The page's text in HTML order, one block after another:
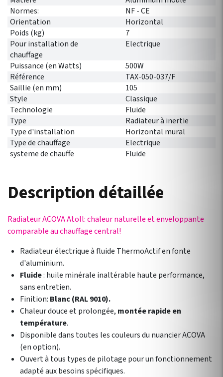
Normes:
NF - CE
Orientation
Horizontal
Poids (kg)
7
Pour installation de
chauffage
Electrique
Puissance (en Watts)
500W
Référence
TAX-050-037/F
Saillie (en mm)
105
Style
Classique
Technologie
Fluide
Type
Radiateur à inertie
Type d'installation
Horizontal mural
Type de chauffage
Electrique
systeme de chauffe
Fluide
Description détaillée
Radiateur ACOVA Atoll: chaleur naturelle et enveloppante
comparable au chauffage central!
Radiateur électrique à fluide ThermoActif en fonte
d'aluminium.
Fluide: huile minérale inaltérable haute performance,
sans entretien.
Finition: Blanc (RAL 9010).
Chaleur douce et prolongée, montée rapide en
température.
Disponible dans toutes les couleurs du nuancier ACOVA
(en option).
Ouvert à tous types de pilotage pour un fonctionnement
adapté aux besoins spécifiques.